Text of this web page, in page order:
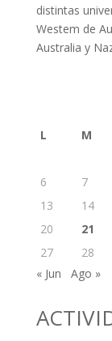
distintas
Westem de
Australia y
L M
6
7
13
14
20
21
27
28
« Jun
Ago »